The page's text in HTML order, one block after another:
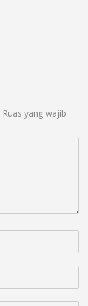
Ruas yang wajib